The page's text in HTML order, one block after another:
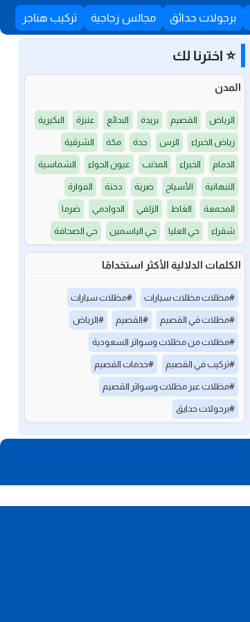
برجولات حدائق مجالس زجاجية تركيب هناجر
⭐ اخترنا لك
المدن
الرياض القصيم بريدة البدائع عنيزة البكيرية
رياض الخبراء الرس جدة مكة الشرقية
الدمام الخبراء المذنب عيون الجواء الشماسية
النبهانية الأسياح ضرية دخنة الفوارة
المجمعة الغاط الزلفي الدوادمي ضرما
شقراء حي العليا حي الياسمين حي الصحافة
الكلمات الدلالية الأكثر استخدامًا
#مظلات مظلات سيارات #مظلات سيارات
#مظلات في القصيم #القصيم #الرياض
#مظلات من مظلات وسواتر السعودية
#تركيب في القصيم #خدمات القصيم
#مظلات عبر مظلات وسواتر القصيم
#برجولات حدايق